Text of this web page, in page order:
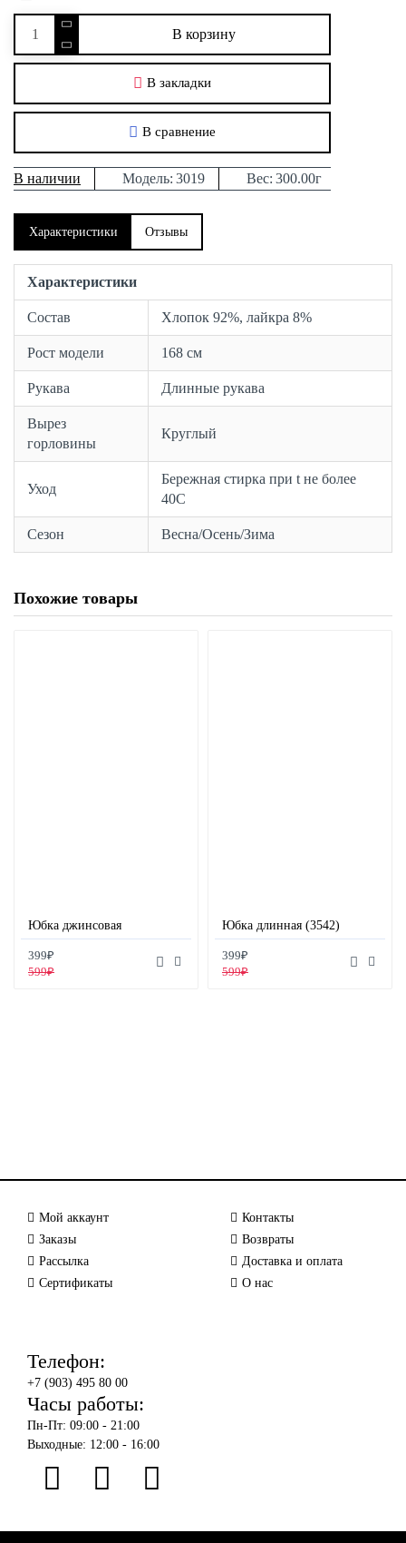
В наличии Модель: 3019 Вес: 300.00г
В корзину
В закладки
В сравнение
Характеристики Отзывы
Характеристики
Состав Хлопок 92%, лайкра 8%
Рост модели 168 см
Рукава Длинные рукава
Вырез
горловины
Круглый
Уход
Бережная стирка при t не более
40С
Сезон Весна/Осень/Зима
Похожие товары
Юбка джинсовая
399₽
599₽
Юбка длинная (3542)
399₽
599₽
Мой аккаунт
Заказы
Рассылка
Сертификаты
Контакты
Возвраты
Доставка и оплата
О нас
Телефон:
+7 (903) 495 80 00
Часы работы:
Пн-Пт: 09:00 - 21:00
Выходные: 12:00 - 16:00